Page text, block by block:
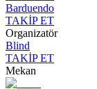
Barduendo
TAKİP ET
Organizatör
Blind
TAKİP ET
Mekan